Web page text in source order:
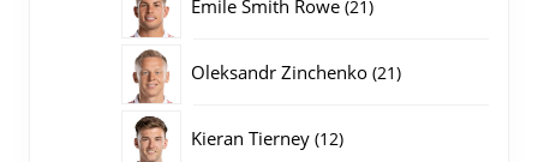
Emile Smith Rowe 21
Oleksandr Zinchenko 2121
Kieran Tierney 1212